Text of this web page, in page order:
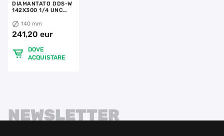
DIAMANTATO DDS-W
142X300 1/4 UNC
140 mm
241,20 eur
DOVE
ACQUISTARE
NEWSLETTER